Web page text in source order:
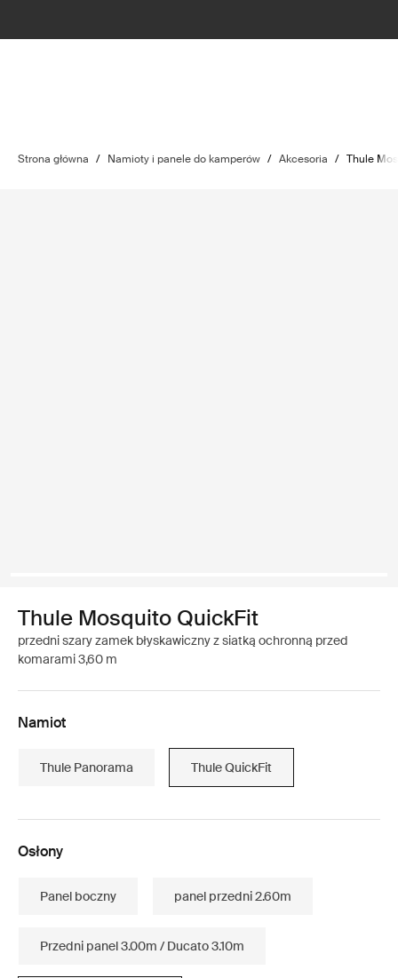
Strona główna / Namioty i panele do kamperów / Akcesoria / Thule
Thule Mosquito QuickFit
przedni szary zamek błyskawiczny z siatką ochronną przed
komarami 3,60 m
Namiot
Thule Panorama Thule QuickFit
Osłony
Panel boczny panel przedni 2.60m
Przedni panel 3.00m / Ducato 3.10m